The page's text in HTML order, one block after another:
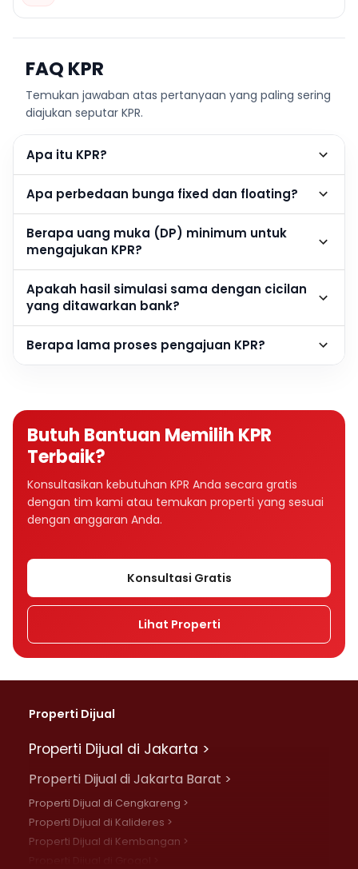
FAQ KPR
Temukan jawaban atas pertanyaan yang paling sering
diajukan seputar KPR.
Apa itu KPR?
Apa perbedaan bunga fixed dan floating?
Berapa uang muka (DP) minimum untuk
mengajukan KPR?
Apakah hasil simulasi sama dengan cicilan
yang ditawarkan bank?
Berapa lama proses pengajuan KPR?
Butuh Bantuan Memilih KPR
Terbaik?
Konsultasikan kebutuhan KPR Anda secara gratis
dengan tim kami atau temukan properti yang sesuai
dengan anggaran Anda.
Konsultasi Gratis
Lihat Properti
Properti Dijual
Properti Dijual di Jakarta >
Properti Dijual di Jakarta Barat >
Properti Dijual di Cengkareng >
Properti Dijual di Kalideres >
Properti Dijual di Kembangan >